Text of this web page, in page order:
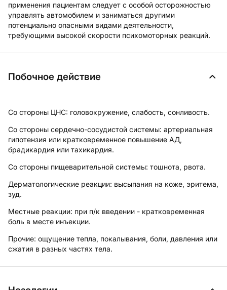
применения пациентам следует с особой осторожностью
управлять автомобилем и заниматься другими
потенциально опасными видами деятельности,
требующими высокой скорости психомоторных реакций.
Побочное действие
Со стороны ЦНС: головокружение, слабость, сонливость.
Со стороны сердечно-сосудистой системы: артериальная
гипотензия или кратковременное повышение АД,
брадикардия или тахикардия.
Со стороны пищеварительной системы: тошнота, рвота.
Дерматологические реакции: высыпания на коже, эритема,
зуд.
Местные реакции: при п/к введении - кратковременная
боль в месте инъекции.
Прочие: ощущение тепла, покалывания, боли, давления или
сжатия в разных частях тела.